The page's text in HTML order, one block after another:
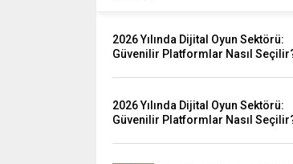
2026 Yılında Dijital Oyun Sektörü:
Güvenilir Platformlar Nasıl
2026 Yılında Dijital Oyun Sektörü:
Güvenilir Platformlar Nasıl